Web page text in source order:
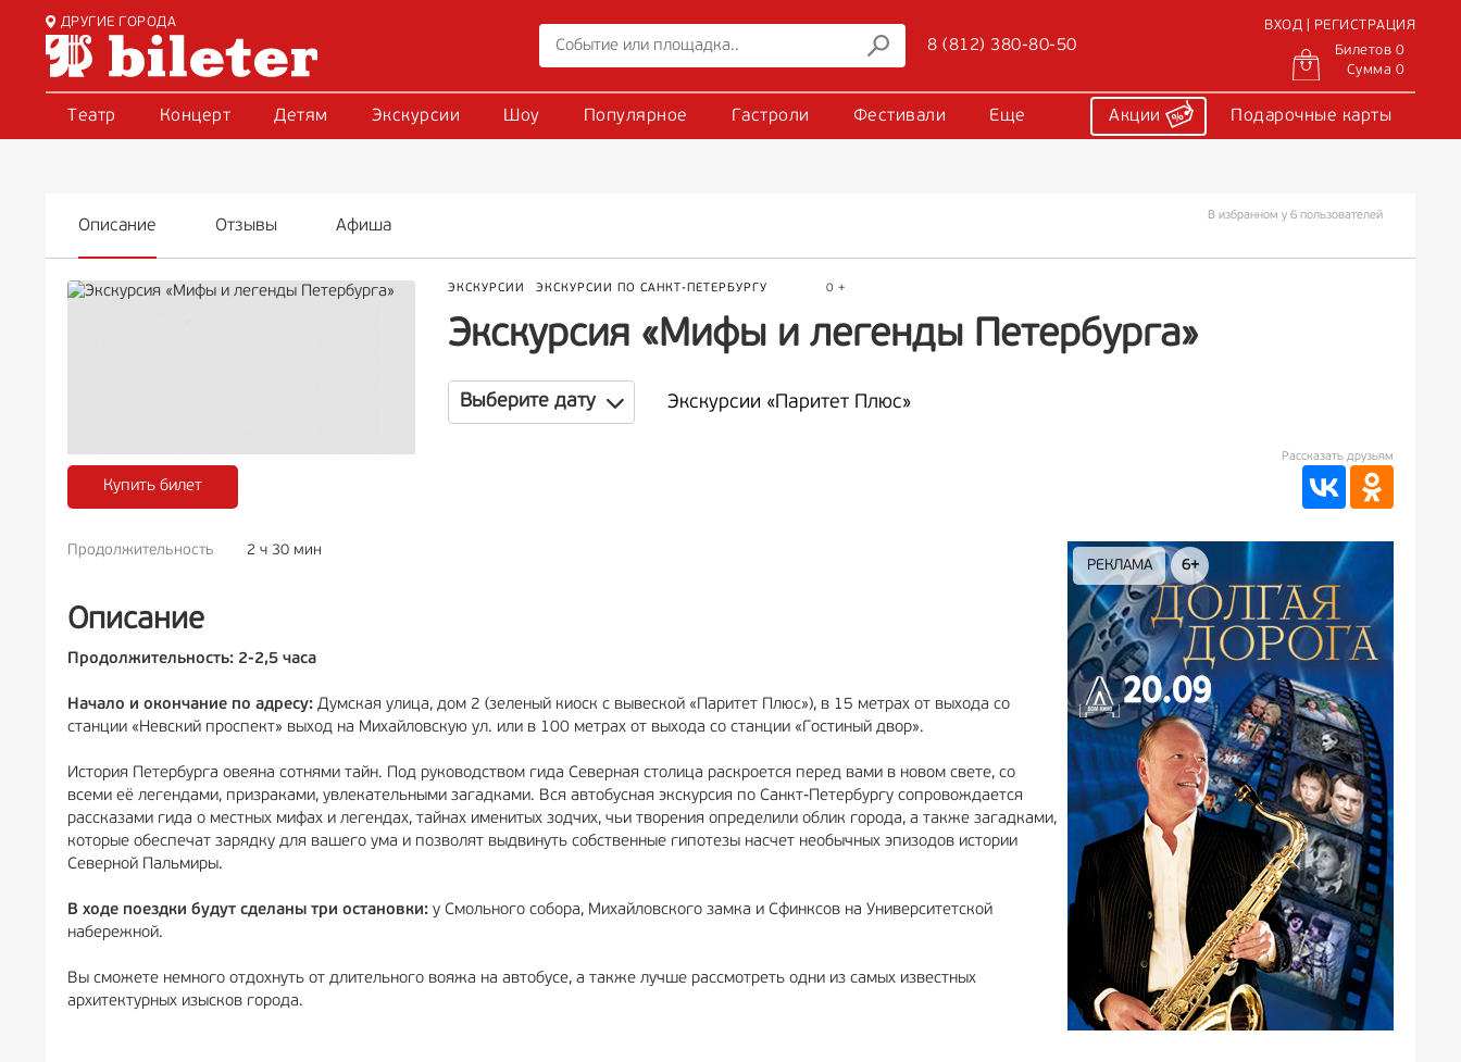
ДРУГИЕ ГОРОДА
8 (812) 380-80-50
ВХОД | РЕГИСТРАЦИЯ
Билетов 0
Сумма 0
Театр Концерт Детям Экскурсии Шоу Популярное Гастроли Фестивали Еще Акции Подарочные карты
Описание Отзывы Афиша
В избранном у 6 пользователей
ЭКСКУРСИИ ЭКСКУРСИИ ПО САНКТ-ПЕТЕРБУРГУ 0 +
Экскурсия «Мифы и легенды Петербурга»
Выберите дату Экскурсии «Паритет Плюс»
Купить билет
Рассказать друзьям
Продолжительность 2 ч 30 мин
Описание
Продолжительность: 2-2,5 часа
Начало и окончание по адресу: Думская улица, дом 2 (зеленый киоск с вывеской «Паритет Плюс»), в 15 метрах от выхода со
станции «Невский проспект» выход на Михайловскую ул. или в 100 метрах от выхода со станции «Гостиный двор».
История Петербурга овеяна сотнями тайн. Под руководством гида Северная столица раскроется перед вами в новом свете, со
всеми её легендами, призраками, увлекательными загадками. Вся автобусная экскурсия по Санкт-Петербургу сопровождается
рассказами гида о местных мифах и легендах, тайнах именитых зодчих, чьи творения определили облик города, а также загадками,
которые обеспечат зарядку для вашего ума и позволят выдвинуть собственные гипотезы насчет необычных эпизодов истории
Северной Пальмиры.
В ходе поездки будут сделаны три остановки: у Смольного собора, Михайловского замка и Сфинксов на Университетской
набережной.
Вы сможете немного отдохнуть от длительного вояжа на автобусе, а также лучше рассмотреть одни из самых известных
архитектурных изысков города.
РЕКЛАМА 12+